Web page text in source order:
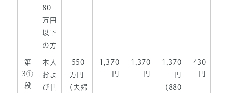
80
万円
以下
の方
第
3①
段
本人
およ
び世
550
万円
（夫婦
1,370
円
1,370
円
1,370
円
（880
430
円